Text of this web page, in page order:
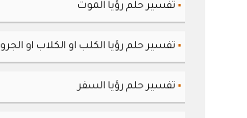
▪ تفسير حلم رؤيا الموت
▪ تفسير حلم رؤيا الكلب او الكلاب او الجرو
▪ تفسير حلم رؤيا السفر